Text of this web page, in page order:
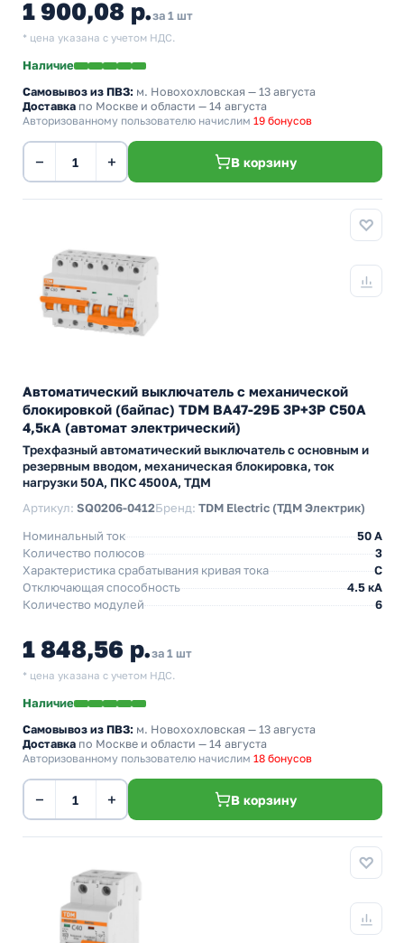
1 900,08 р.за 1 шт
* цена указана с учетом НДС.
Наличие
Самовывоз из ПВЗ: м. Новохохловская — 13 августа
Доставка по Москве и области — 14 августа
Авторизованному пользователю начислим 19 бонусов
− + В корзину
Автоматический выключатель с механической
блокировкой (байпас) TDM ВА47-29Б 3Р+3Р С50А
4,5кА (автомат электрический)
Трехфазный автоматический выключатель с основным и
резервным вводом, механическая блокировка, ток
нагрузки 50А, ПКС 4500А, ТДМ
Артикул: SQ0206-0412Бренд: TDM Electric (ТДМ Электрик)
Номинальный ток
50 A
Количество полюсов
3
Характеристика срабатывания кривая тока
C
Отключающая способность
4.5 кА
Количество модулей
6
1 848,56 р.за 1 шт
* цена указана с учетом НДС.
Наличие
Самовывоз из ПВЗ: м. Новохохловская — 13 августа
Доставка по Москве и области — 14 августа
Авторизованному пользователю начислим 18 бонусов
− + В корзину